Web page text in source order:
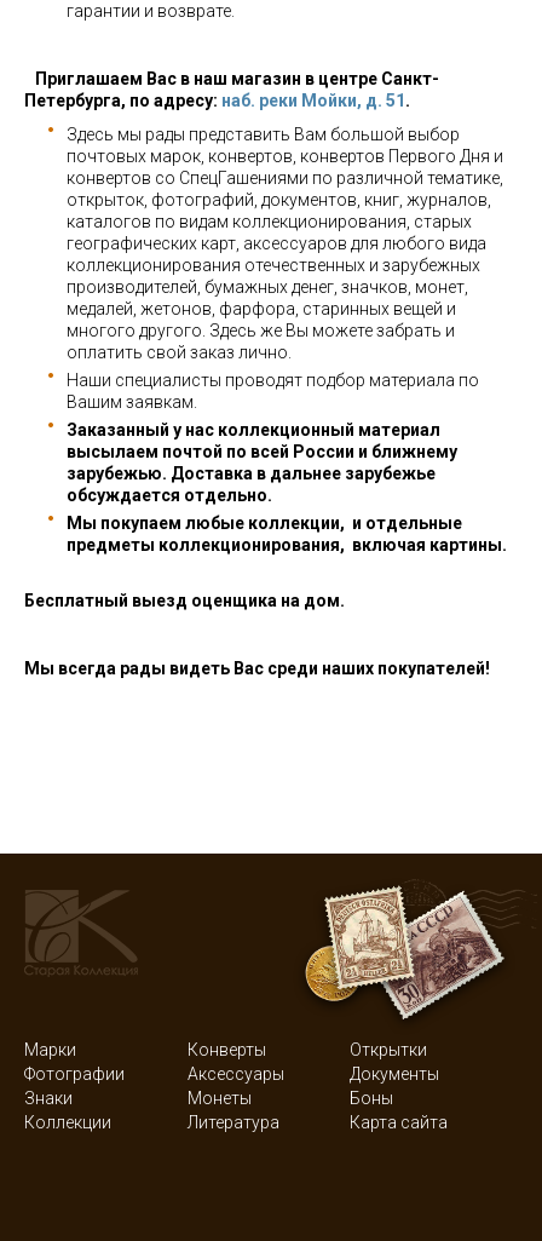
гарантии и возврате.
Приглашаем Вас в наш магазин в центре Санкт-
Петербурга, по адресу: наб. реки Мойки, д. 51 .
Здесь мы рады представить Вам большой выбор
почтовых марок, конвертов, конвертов Первого Дня и
конвертов со СпецГашениями по различной тематике,
открыток, фотографий, документов, книг, журналов,
каталогов по видам коллекционирования, старых
географических карт, аксессуаров для любого вида
коллекционирования отечественных и зарубежных
производителей, бумажных денег, значков, монет,
медалей, жетонов, фарфора, старинных вещей и
многого другого. Здесь же Вы можете забрать и
оплатить свой заказ лично.
Наши специалисты проводят подбор материала по
Вашим заявкам.
Заказанный у нас коллекционный материал
высылаем почтой по всей России и ближнему
зарубежью. Доставка в дальнее зарубежье
обсуждается отдельно.
Мы покупаем любые коллекции, и отдельные
предметы коллекционирования, включая картины.
Бесплатный выезд оценщика на дом.
Мы всегда рады видеть Вас среди наших покупателей!
Марки Конверты
Открытки
Фотографии
Аксессуары
Документы
Знаки
Монеты
Боны
Коллекции
Литература Карта сайта